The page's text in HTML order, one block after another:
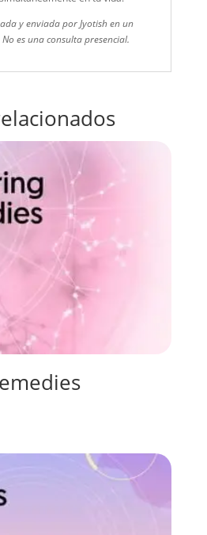
y enviada por Jyotish en un
es una consulta presencial.